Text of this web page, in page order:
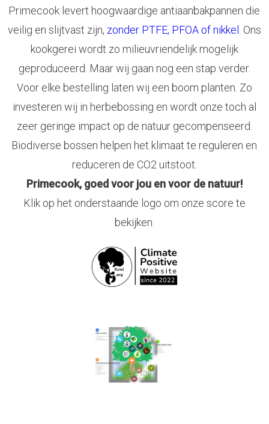
Primecook levert hoogwaardige antiaanbakpannen die
veilig en slijtvast zijn, zonder PTFE, PFOA of nikkel . Ons
kookgerei wordt zo milieuvriendelijk mogelijk
geproduceerd. Maar wij gaan nog een stap verder.
Voor elke bestelling laten wij een boom planten. Zo
investeren wij in herbebossing en wordt onze toch al
zeer geringe impact op de natuur gecompenseerd.
Biodiverse bossen helpen het klimaat te reguleren en
reduceren de CO2 uitstoot.
Primecook, goed voor jou en voor de natuur!
Klik op het onderstaande logo om onze score te
bekijken.